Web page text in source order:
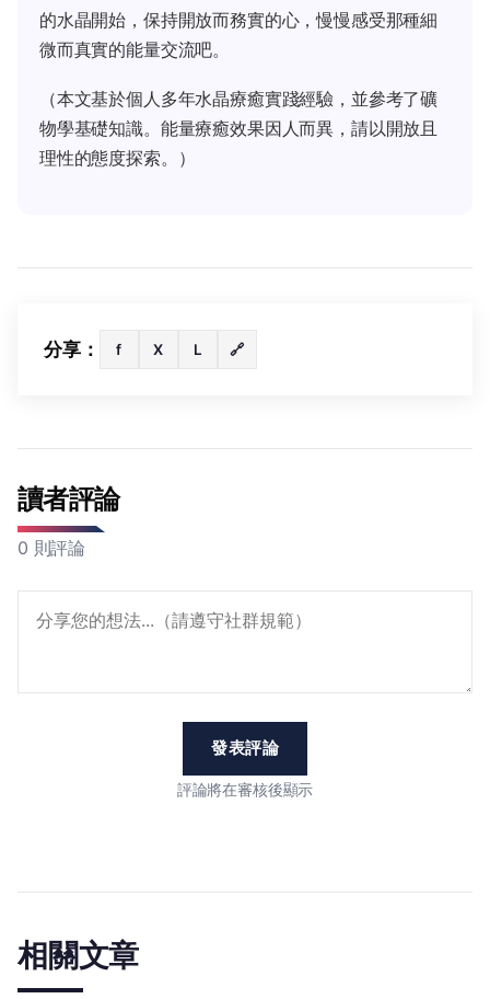
的水晶開始，保持開放而務實的心，慢慢感受那種細
微而真實的能量交流吧。
（本文基於個人多年水晶療癒實踐經驗，並參考了礦
物學基礎知識。能量療癒效果因人而異，請以開放且
理性的態度探索。）
分享： f X L 🔗
讀者評論
0 則評論
發表評論
評論將在審核後顯示
相關文章